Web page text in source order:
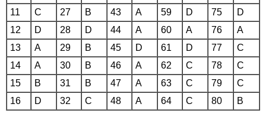
11
C 27 B 43 A 59 D 75
D
12
D 28 D 44 A 60 A 76
A
13
A 29 B 45 D 61 D 77
C
14
A 30 B 46 A 62 C 78
C
15
B 31 B 47 A 63 C 79
C
16
D 32 C 48 A 64 C 80 B